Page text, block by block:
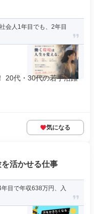
会人1年目でも、2年目
20代・30代の若手活躍
気になる
活かせる仕事
目で年収638万円、入